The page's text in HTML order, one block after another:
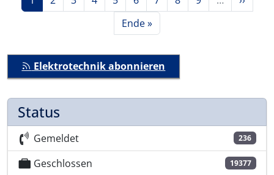
Letzte Seite
Ende »
Elektrotechnik abonnieren
Status
Gemeldet 236
Geschlossen 19377